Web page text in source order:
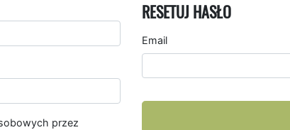
przez
RESETUJ HASŁO
Email